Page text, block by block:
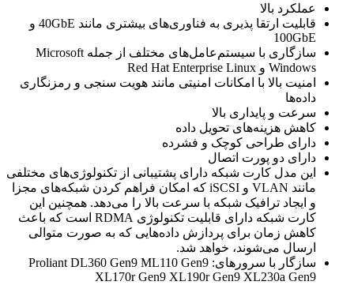
عملکرد بالا
قابلیت ارتقا پذیری به فناوری‌های بیشتری مانند 40GbE و
100GbE
سازگاری با سیستم‌عامل‌های مختلف از جمله Microsoft
Windows و Red Hat Enterprise Linux
امنیت بالا با امکانات امنیتی مانند هویت سنجی و رمزنگاری
داده‌ها
سرعت و پایداری بالا
کاهش هزینه‌های تحویل داده
دارای طراحی کوچک و فشرده
دارای دو پورت اتصال
این مدل کارت شبکه دارای پشتیبانی از تکنولوژی‌های مختلفی
مانند VLAN و iSCSI که امکان فراهم کردن شبکه‌های مجزا
و ایجاد ترافیک شبکه با سرعت بالا را می‌دهد. همچنین این
کارت شبکه دارای قابلیت تکنولوژی RDMA است که باعث
کاهش زمان برای پردازش داده‌هایی که به صورت متوالی
ارسال می‌شوند، خواهد شد.
سازگار با سرورهای: Proliant DL360 Gen9 ML110 Gen9
XL170r Gen9 XL190r Gen9 XL230a Gen9